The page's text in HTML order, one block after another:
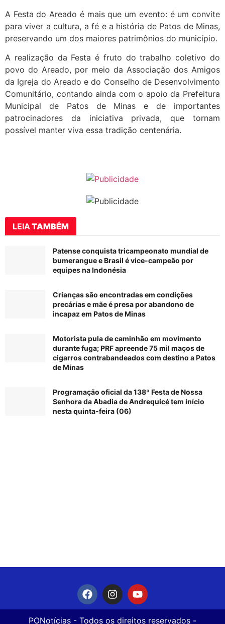
A Festa do Areado é mais que um evento: é um convite
para viver a cultura, a fé e a história de Patos de Minas,
preservando um dos maiores patrimônios do município.
A realização da Festa é fruto do trabalho coletivo do
povo do Areado, por meio da Associação dos Amigos
da Igreja do Areado e do Conselho de Desenvolvimento
Comunitário, contando ainda com o apoio da Prefeitura
Municipal de Patos de Minas e de importantes
patrocinadores da iniciativa privada, que tornam
possível manter viva essa tradição centenária.
LEIA TAMBÉM
Patense conquista tricampeonato mundial de
bumerangue e Brasil é vice-campeão por
equipes na Indonésia
Crianças são encontradas em condições
precárias e mãe é presa por abandono de
incapaz em Patos de Minas
Motorista pula de caminhão em movimento
durante fuga; PRF apreende 75 mil maços de
cigarros contrabandeados com destino a Patos
de Minas
Programação oficial da 138ª Festa de Nossa
Senhora da Abadia de Andrequicé tem início
nesta quinta-feira (06)
PONotícias - Todos os direitos reservados -